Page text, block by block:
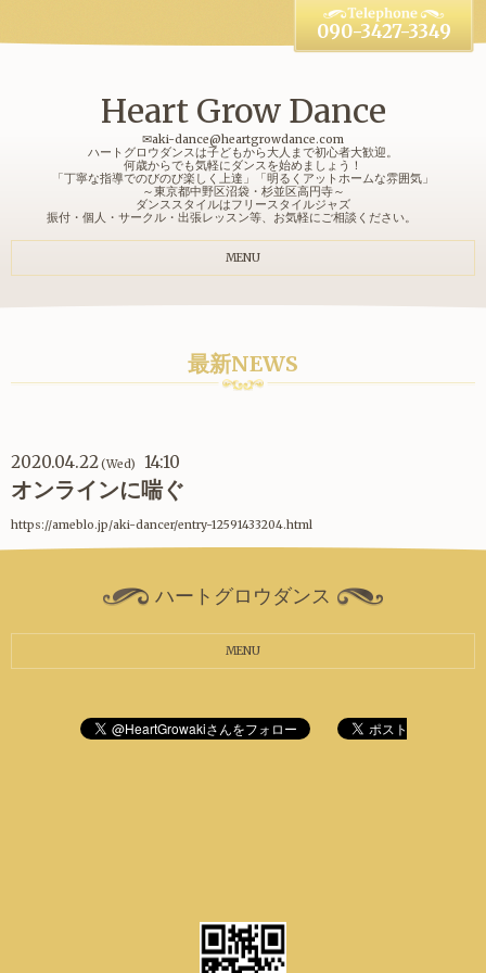
Heart Grow Dance
✉aki-dance@heartgrowdance.com
ハートグロウダンスは子どもから大人まで初心者大歓迎。
何歳からでも気軽にダンスを始めましょう！
「丁寧な指導でのびのび楽しく上達」「明るくアットホームな雰囲気」
～東京都中野区沼袋・杉並区高円寺～
ダンススタイルはフリースタイルジャズ
振付・個人・サークル・出張レッスン等、お気軽にご相談ください。
090-3427-3349
MENU
最新NEWS
2020.04.22(Wed) 14:10
オンラインに喘ぐ
https://ameblo.jp/aki-dancer/entry-12591433204.html
ハートグロウダンス
MENU